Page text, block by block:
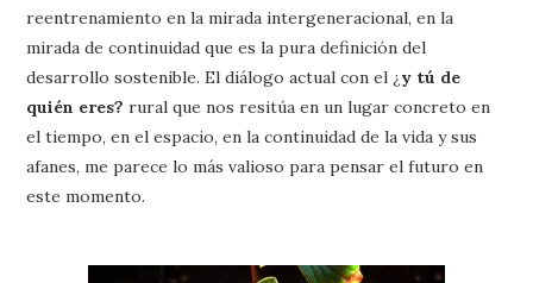
reentrenamiento en la mirada intergeneracional, en la
mirada de continuidad que es la pura definición del
desarrollo sostenible. El diálogo actual con el ¿y tú de
quién eres? rural que nos resitúa en un lugar concreto en
el tiempo, en el espacio, en la continuidad de la vida y sus
afanes, me parece lo más valioso para pensar el futuro en
este momento.